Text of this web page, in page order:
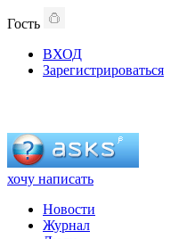
Гость
ВХОД
Зарегистрироваться
хочу написать
Новости
Журнал